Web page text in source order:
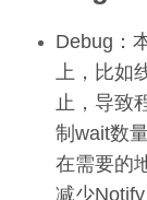
Debug：
上，比如
止，导致
制wait数
在需要的
减少